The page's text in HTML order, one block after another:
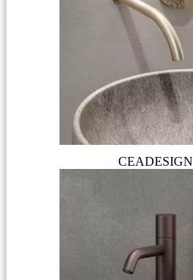
CEADESIGN